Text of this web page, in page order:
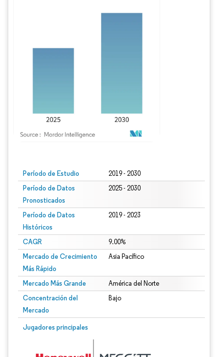
Período de Estudio 2019 - 2030
Período de Datos
Pronosticados
2025 - 2030
Período de Datos
Históricos
2019 - 2023
CAGR 9.00%
Mercado de Crecimiento
Más Rápido
Asia Pacífico
Mercado Más Grande América del Norte
Concentración del
Mercado
Bajo
Jugadores principales